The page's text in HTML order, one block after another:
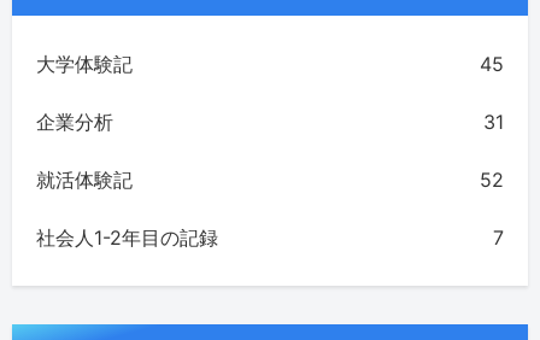
大学体験記 45
企業分析 31
就活体験記 52
社会人1-2年目の記録 7